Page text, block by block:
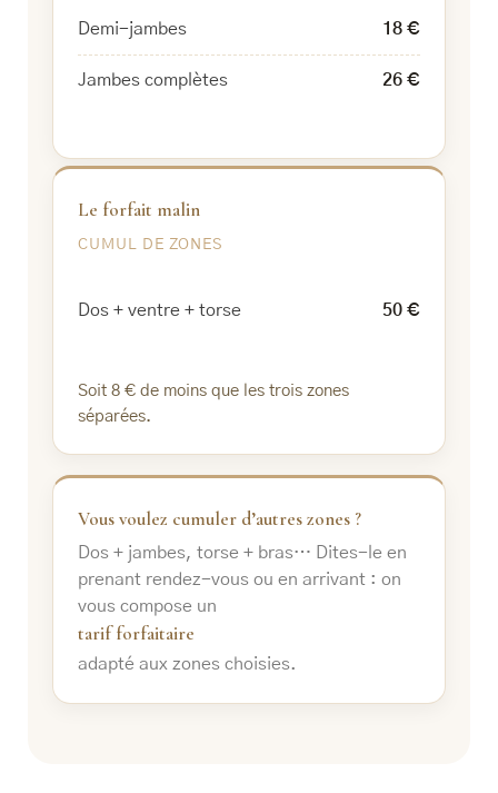
Demi-jambes 18 €
Jambes complètes 26 €
Le forfait malin
CUMUL DE ZONES
Dos + ventre + torse 50 €
Soit 8 € de moins que les trois zones
séparées.
Vous voulez cumuler d’autres zones ?
Dos + jambes, torse + bras… Dites-le en
prenant rendez-vous ou en arrivant : on
vous compose un
tarif forfaitaire
adapté aux zones choisies.